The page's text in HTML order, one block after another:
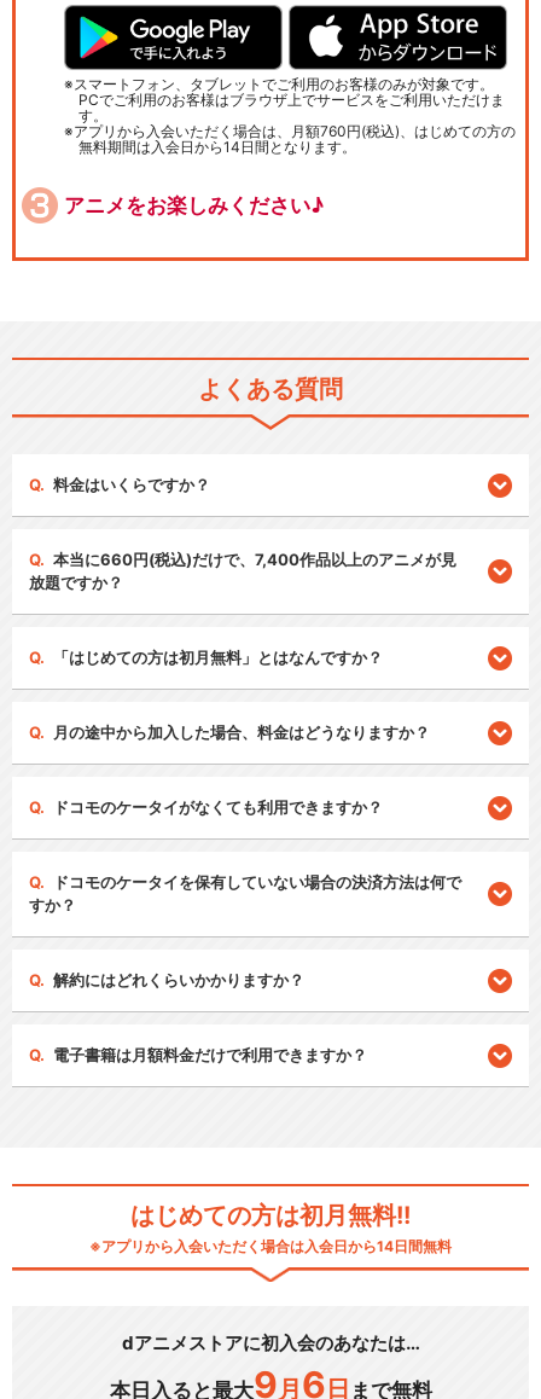
スマートフォン、タブレットでご利用のお客様のみが対象です。
PCでご利用のお客様はブラウザ上でサービスをご利用いただけま
す。
アプリから入会いただく場合は、月額760円(税込)、はじめての方の
無料期間は入会日から14日間となります。
アニメをお楽しみください♪
よくある質問
料金はいくらですか？
本当に660円(税込)だけで、7,400作品以上のアニメが見
放題ですか？
「はじめての方は初月無料」とはなんですか？
月の途中から加入した場合、料金はどうなりますか？
ドコモのケータイがなくても利用できますか？
ドコモのケータイを保有していない場合の決済方法は何で
すか？
解約にはどれくらいかかりますか？
電子書籍は月額料金だけで利用できますか？
はじめての方は初月無料!!
※アプリから入会いただく場合は入会日から14日間無料
dアニメストアに初入会のあなたは…
本日入ると最大9 月 6 日 まで無料